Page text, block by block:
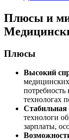
Плюсы и
Плюсы
Высокий
технологах
Стабильная
технологи
зарплаты,